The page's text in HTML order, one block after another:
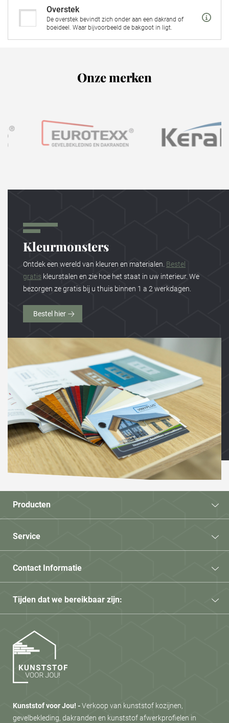
Overstek
De overstek bevindt zich onder aan een dakrand of
boeideel. Waar bijvoorbeeld de bakgoot in ligt.
Onze merken
Kleurmonsters
Ontdek een wereld van kleuren en materialen. Bestel
gratis kleurstalen en zie hoe het staat in uw interieur. We
bezorgen ze gratis bij u thuis binnen 1 a 2 werkdagen.
Bestel hier
Kunststof voor Jou! -Verkoop van kunststof kozijnen,
gevelbekleding, dakranden en kunststof afwerkprofielen in
Producten
Service
Contact Informatie
Tijden dat we bereikbaar zijn: